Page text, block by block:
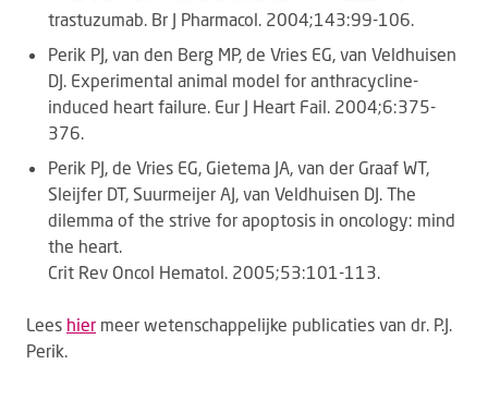
trastuzumab. Br J Pharmacol. 2004;143:99-106.
Perik PJ, van den Berg MP, de Vries EG, van Veldhuisen
DJ. Experimental animal model for anthracycline-
induced heart failure. Eur J Heart Fail. 2004;6:375-
376.
Perik PJ, de Vries EG, Gietema JA, van der Graaf WT,
Sleijfer DT, Suurmeijer AJ, van Veldhuisen DJ. The
dilemma of the strive for apoptosis in oncology: mind
the heart.
Crit Rev Oncol Hematol. 2005;53:101-113.
Lees hier meer wetenschappelijke publicaties van dr. P.J.
Perik.